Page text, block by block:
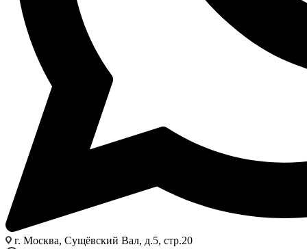
г. Москва, Сущёвский Вал, д.5, стр.20